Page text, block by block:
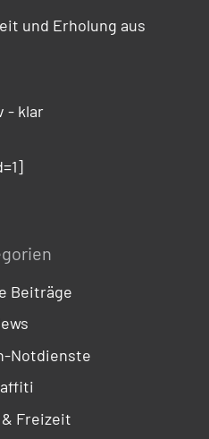
und Erholung aus
- klar
Beiträge
Notdienste
Freizeit